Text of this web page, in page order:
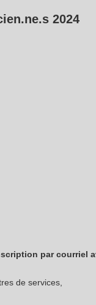
2024
par courriel
de services,